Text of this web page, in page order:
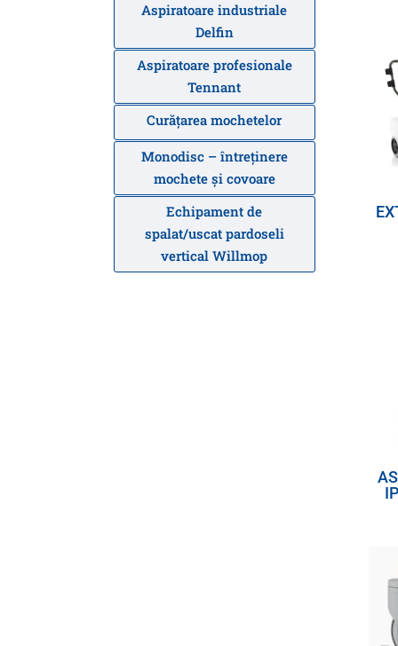
Aspiratoare industriale
Delfin
Aspiratoare profesionale
Tennant
Curăţarea mochetelor
Monodisc – întreținere
mochete și covoare
Echipament de
spalat/uscat pardoseli
vertical Willmop